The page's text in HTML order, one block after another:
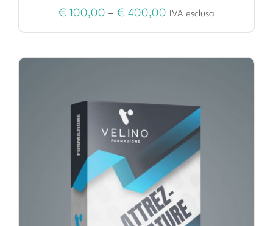
€ 100,00 – € 400,00 IVA esclusa